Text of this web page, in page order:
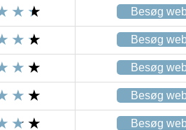
Besøg
Besøg
Besøg
Besøg
Besøg